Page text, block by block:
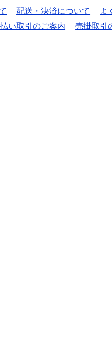
配送・決済について
よ
い取引のご案内 売掛取引